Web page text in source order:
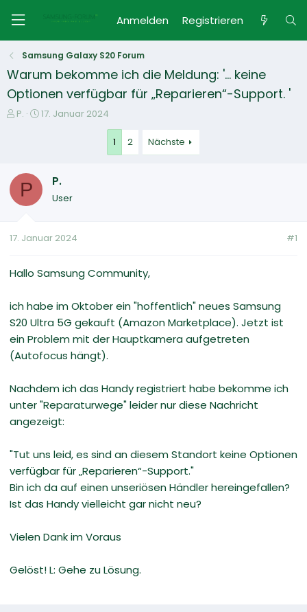
Anmelden Registrieren
Samsung Galaxy S20 Forum
Warum bekomme ich die Meldung: '... keine
Optionen verfügbar für „Reparieren“-Support. '
E
e
P.
E
l
l
m
17. Januar 2024
1 2 Nächste
P P.
User
17. Januar 2024 #1
Hallo Samsung Community,
ich habe im Oktober ein "hoffentlich" neues Samsung
S20 Ultra 5G gekauft (Amazon Marketplace). Jetzt ist
ein Problem mit der Hauptkamera aufgetreten
(Autofocus hängt).
Nachdem ich das Handy registriert habe bekomme ich
unter "Reparaturwege" leider nur diese Nachricht
angezeigt:
"Tut uns leid, es sind an diesem Standort keine Optionen
verfügbar für „Reparieren“-Support."
Bin ich da auf einen unseriösen Händler hereingefallen?
Ist das Handy vielleicht gar nicht neu?
Vielen Dank im Voraus
Gelöst! L: Gehe zu Lösung.